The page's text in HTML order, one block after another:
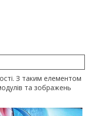
З таким елементом
та зображень